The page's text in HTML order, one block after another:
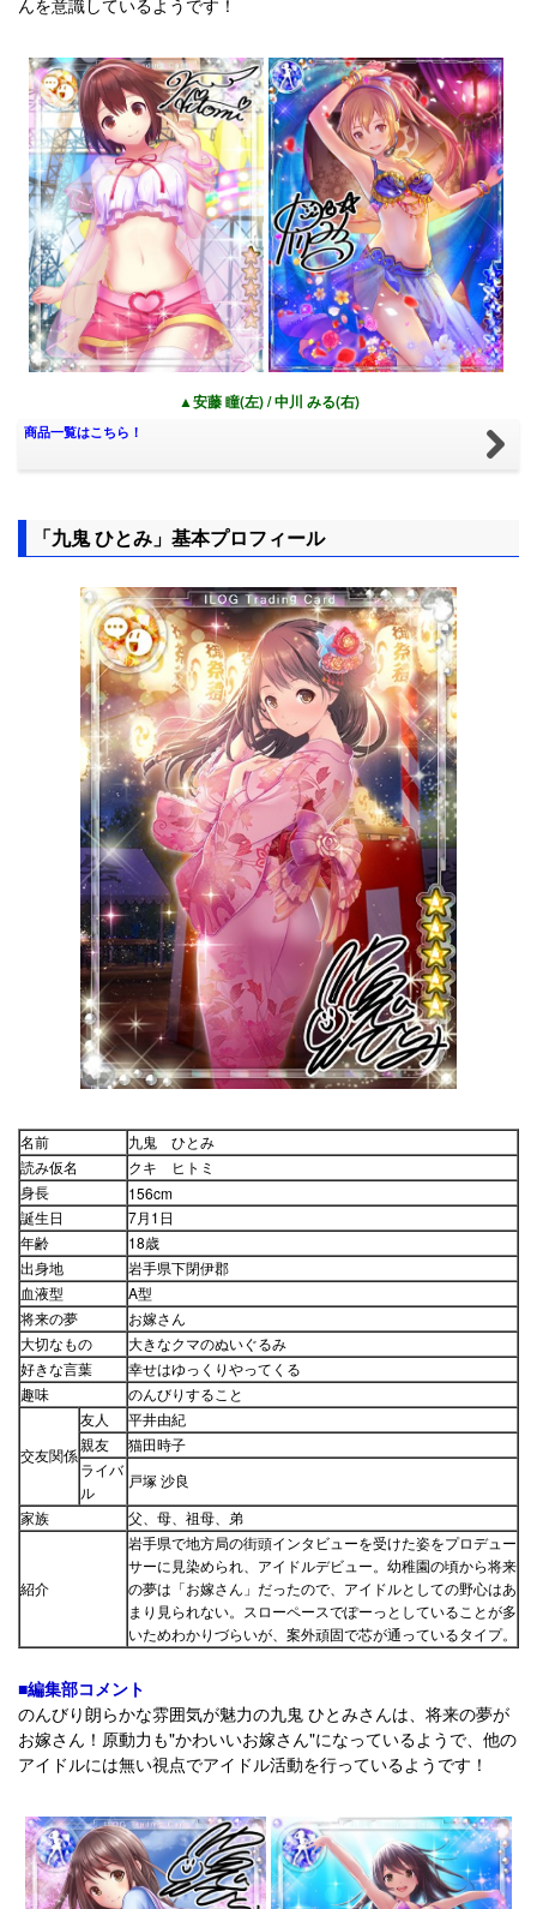
▲安藤 瞳(左) / 中川 みる(右)
商品一覧はこちら！
「九鬼 ひとみ」基本プロフィール
名前
九鬼 ひとみ
読み仮名
クキ ヒトミ
身長
156cm
誕生日
7月1日
年齢
18歳
出身地
岩手県下閉伊郡
血液型
A型
将来の夢
お嫁さん
大切なもの
大きなクマのぬいぐるみ
好きな言葉
幸せはゆっくりやってくる
趣味
のんびりすること
交友関係
友人
平井由紀
親友
猫田時子
ライバ
ル
戸塚 沙良
家族
父、母、祖母、弟
紹介
岩手県で地方局の街頭インタビューを受けた姿をプロデュー
サーに見染められ、アイドルデビュー。幼稚園の頃から将来
の夢は「お嫁さん」だったので、アイドルとしての野心はあ
まり見られない。スローペースでぽーっとしていることが多
いためわかりづらいが、案外頑固で芯が通っているタイプ。
■編集部コメント
のんびり朗らかな雰囲気が魅力の九鬼 ひとみさんは、将来の夢が
お嫁さん！原動力も"かわいいお嫁さん"になっているようで、他の
アイドルには無い視点でアイドル活動を行っているようです！